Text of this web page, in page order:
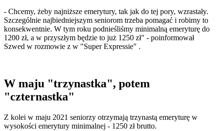
- Chcemy, żeby najniższe emerytury, tak jak do tej pory, wzrastały.
Szczególnie najbiedniejszym seniorom trzeba pomagać i robimy to
konsekwentnie. W tym roku podnieśliśmy minimalną emeryturę do
1200 zł, a w przyszłym będzie to już 1250 zł" - poinformował
Szwed w rozmowie z w "Super Expressie" .
W maju "trzynastka", potem
"czternastka"
Z kolei w maju 2021 seniorzy otrzymają trzynastą emeryturę w
wysokości emerytury minimalnej - 1250 zł brutto.